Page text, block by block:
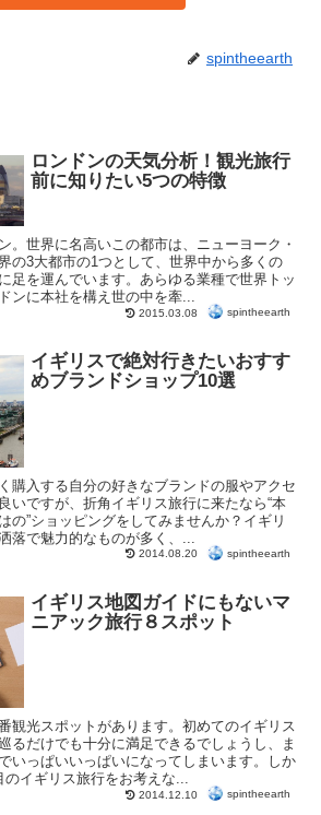
spintheearth
ロンドンの天気分析！観光旅行
前に知りたい5つの特徴
。世界に名高いこの都市は、ニューヨーク・
の3大都市の1つとして、世界中から多くの
足を運んでいます。あらゆる業種で世界トッ
ンに本社を構え世の中を牽...
2015.03.08 spintheearth
イギリスで絶対行きたいおすす
めブランドショップ10選
購入する自分の好きなブランドの服やアクセ
いですが、折角イギリス旅行に来たなら“本
の”ショッピングをしてみませんか？イギリ
落で魅力的なものが多く、...
2014.08.20 spintheearth
イギリス地図ガイドにもないマ
ニアック旅行８スポット
観光スポットがあります。初めてのイギリス
るだけでも十分に満足できるでしょうし、ま
いっぱいいっぱいになってしまいます。しか
のイギリス旅行をお考えな...
2014.12.10 spintheearth